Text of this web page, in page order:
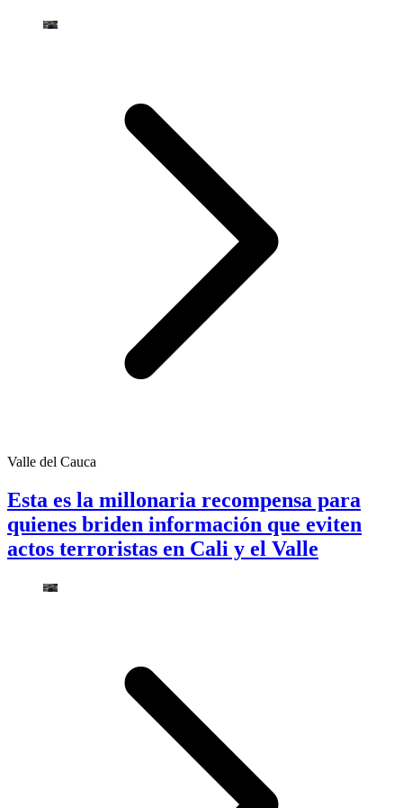
Valle del Cauca
Esta es la millonaria recompensa para
quienes briden información que eviten
actos terroristas en Cali y el Valle